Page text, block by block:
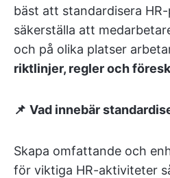
bäst att standardisera
säkerställa att
och på olika platser
riktlinjer, regler och
📌 Vad innebär
Skapa omfattande och
för viktiga HR-aktiviteter